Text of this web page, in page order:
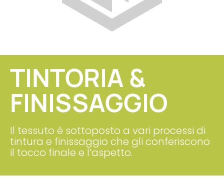
TINTORIA &
FINISSAGGIO
Il tessuto è sottoposto a vari processi di
tintura e finissaggio che gli conferiscono
il tocco finale e l’aspetto.